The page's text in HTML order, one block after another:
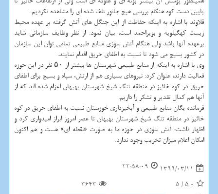
پایین دست کوه هنگام بررسی هیچ جانور تلف شده ای را مشاهده نکردیم.
قلاوند با اشاره به اینکه حفاظت از این جنگل های آتش گرفته بر عهده محیط
زیست کهگیلویه و بویراحمد است، بیان نمود: از نظر وظایف سازمانی شاید
برعهده آنها باشد ولی هنگام آتش سوزی منابع طبیعی تمامی توان این سازمان
در کشور بسیج می شود تا نسبت به اطفای حریق اقدام نمایند.
وی با اشاره به اینکه از منابع طبیعی شهرستان ها بیشتر از ۵۰ نفر در این حوزه
فعالیت دارند، عنوان کرد: نیروهای بسیاری هم از ارتش، سپاه و بسیج برای اطفای
حریق در کوه خائیز در منطقه تنگ شیخ شهرستان بهبهان اعزام شده اند که از
آنها هم کمال تقدیر و تشکر را داریم.
فرمانده یگان منابع طبیعی و آبخیزداری خوزستان نسبت به اطفای حریق در کوه
خائیز در منطقه تنگ شیخ شهرستان بهبهان تا عصر امروز ابراز امیدواری کرد و
اظهار داشت: آتش سوزی در حوزه ما به صورت «نقطه ای» هست و هم اکنون
امکان اعلام میزان تخریب وجود ندارد.
1399/03/11
22:58:09
5.0
/
5
3643